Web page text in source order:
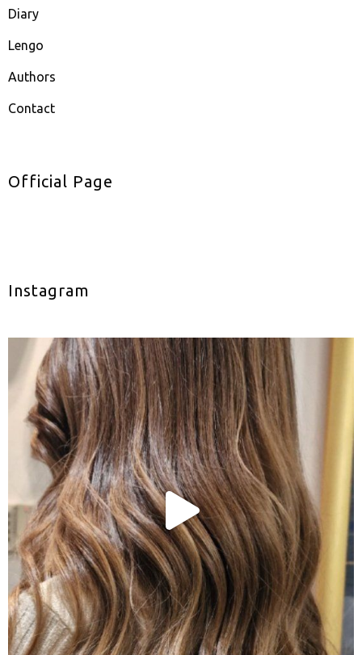
Diary
Lengo
Authors
Contact
Official Page
Instagram